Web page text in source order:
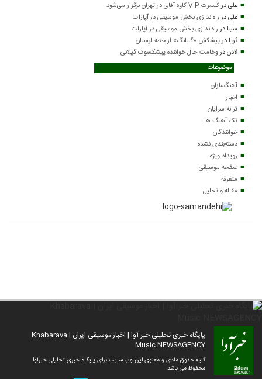
علیدرکنسرت VIP کاوه آفاق در تهران برگزار می‌شود
علیدرراه‌اندازی بخش موسیقی در آپارات
سینا درراه‌اندازی بخش موسیقی در آپارات
ثریا درپیشکش «گلبانگ» از خطه لرستان
لادندروخامت حال خواننده پیشکسوت گیلانی
موضوعات
آهنگسازان
اخبار
ترانه سرایان
تک آهنگ ها
خوانندگان
دسته‌بندی نشده
رویداد ویژه
صفحه موسیقی
متفرقه
مقاله و تحلیل
پایگاه خبری تحلیلی خبر آوا | اخبار موسیقی ایران | Khabarava
Music NEWSAGENCY
کلیه حقوق مادی و معنوی این وب سایت برای پایگاه خبری تحلیلی خبرآوا
محفوظ می باشد